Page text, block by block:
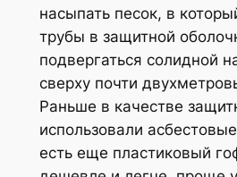
насыпать песок, в
трубы в защитной
подвергаться солидной
сверху почти
Раньше в качестве
использовали
есть еще пластиковый